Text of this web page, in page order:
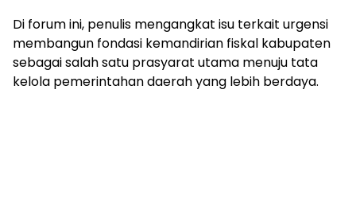
bergaya
trendi,
mengandung
unsur
edukasi,
Di forum ini, penulis mengangkat isu terkait urgensi
membangun fondasi kemandirian fiskal kabupaten
sebagai salah satu prasyarat utama menuju tata
kelola pemerintahan daerah yang lebih berdaya.